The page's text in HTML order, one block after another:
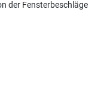
der Fensterbeschläge